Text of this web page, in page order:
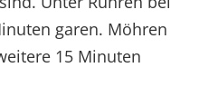
garen. Möhren
15 Minuten